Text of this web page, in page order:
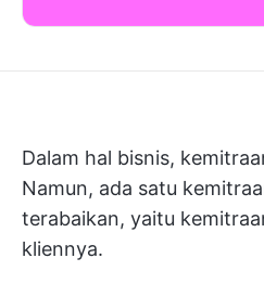
Dalam hal bisnis,
Namun, ada satu
terabaikan, yaitu
kliennya.